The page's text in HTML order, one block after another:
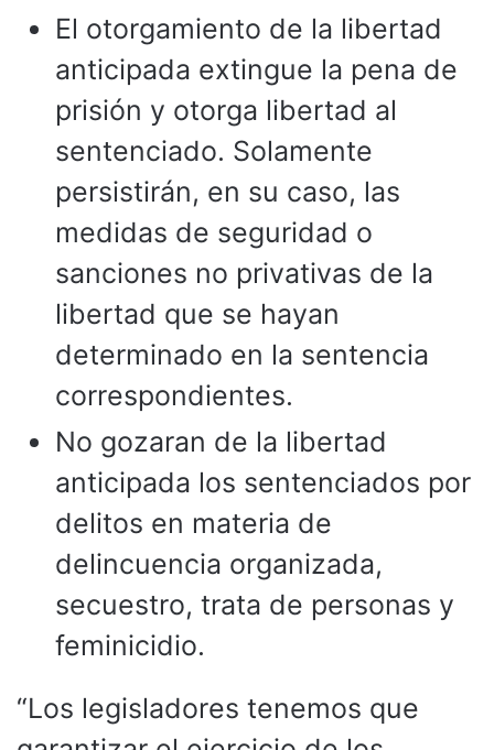
El otorgamiento de la libertad
anticipada extingue la pena de
prisión y otorga libertad al
sentenciado. Solamente
persistirán, en su caso, las
medidas de seguridad o
sanciones no privativas de la
libertad que se hayan
determinado en la sentencia
correspondientes.
No gozaran de la libertad
anticipada los sentenciados por
delitos en materia de
delincuencia organizada,
secuestro, trata de personas y
feminicidio.
“Los legisladores tenemos que